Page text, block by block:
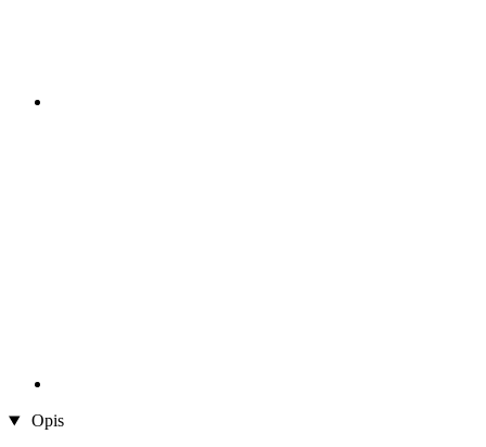
Opis